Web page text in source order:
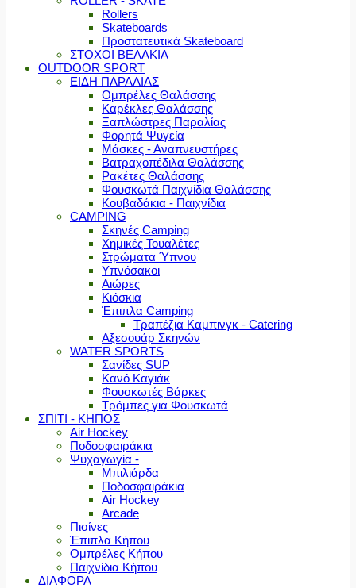
Rollers
Skateboards
Προστατευτικά Skateboard
ΣΤΟΧΟΙ ΒΕΛΑΚΙΑ
OUTDOOR SPORT
ΕΙΔΗ ΠΑΡΑΛΙΑΣ
Ομπρέλες Θαλάσσης
Καρέκλες Θαλάσσης
Ξαπλώστρες Παραλίας
Φορητά Ψυγεία
Μάσκες - Αναπνευστήρες
Βατραχοπέδιλα Θαλάσσης
Ρακέτες Θαλάσσης
Φουσκωτά Παιχνίδια Θαλάσσης
Κουβαδάκια - Παιχνίδια
CAMPING
Σκηνές Camping
Χημικές Τουαλέτες
Στρώματα Ύπνου
Υπνόσακοι
Αιώρες
Κιόσκια
Έπιπλα Camping
Τραπέζια Καμπινγκ - Catering
Αξεσουάρ Σκηνών
WATER SPORTS
Σανίδες SUP
Κανό Καγιάκ
Φουσκωτές Βάρκες
Τρόμπες για Φουσκωτά
ΣΠΙΤΙ - ΚΗΠΟΣ
Air Hockey
Ποδοσφαιράκια
Ψυχαγωγία -
Μπιλιάρδα
Ποδοσφαιράκια
Air Hockey
Arcade
Πισίνες
Έπιπλα Κήπου
Ομπρέλες Κήπου
Παιχνίδια Κήπου
ΔΙΑΦΟΡΑ